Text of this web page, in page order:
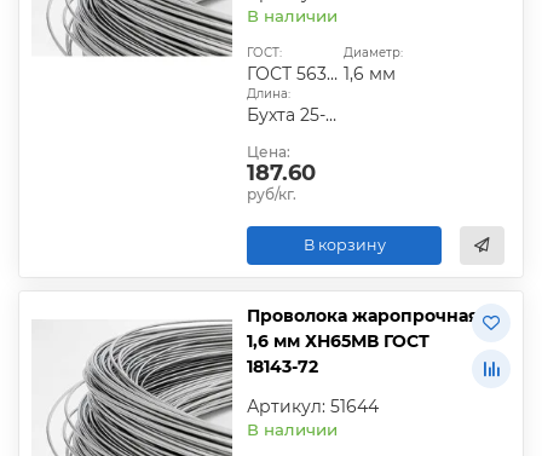
В наличии
ГОСТ:
ГОСТ 5632-72
Диаметр:
1,6 мм
Длина:
Бухта 25-50 кг
Цена:
187.60
руб/кг.
В корзину
Проволока жаропрочная
1,6 мм ХН65МВ ГОСТ
18143-72
Артикул: 51644
В наличии